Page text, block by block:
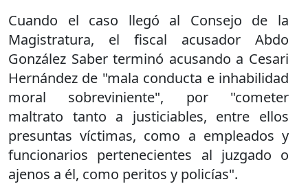
Cuando el caso llegó al Consejo de la
Magistratura, el fiscal acusador Abdo
González Saber terminó acusando a Cesari
Hernández de "mala conducta e inhabilidad
moral sobreviniente", por "cometer
maltrato tanto a justiciables, entre ellos
presuntas víctimas, como a empleados y
funcionarios pertenecientes al juzgado o
ajenos a él, como peritos y policías".